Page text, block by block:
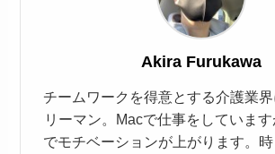
Akira Furukawa
チームワークを得意とする介護業
リーマン。Macで仕事をしていま
でモチベーションが上がります。